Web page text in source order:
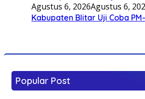
Agustus 6, 2026Agustus 6,
Kabupaten Blitar Uji Coba
Popular Post